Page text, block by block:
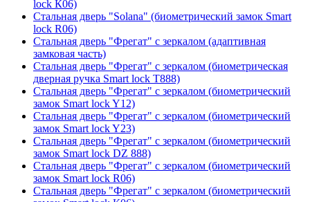
lock К06)
Стальная дверь "Solana" (биометрический замок Smart
lock R06)
Стальная дверь "Фрегат" с зеркалом (адаптивная
замковая часть)
Стальная дверь "Фрегат" с зеркалом (биометрическая
дверная ручка Smart lock T888)
Стальная дверь "Фрегат" с зеркалом (биометрический
замок Smart lock Y12)
Стальная дверь "Фрегат" с зеркалом (биометрический
замок Smart lock Y23)
Стальная дверь "Фрегат" с зеркалом (биометрический
замок Smart lock DZ 888)
Стальная дверь "Фрегат" с зеркалом (биометрический
замок Smart lock R06)
Стальная дверь "Фрегат" с зеркалом (биометрический